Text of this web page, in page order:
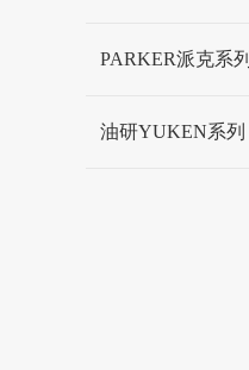
PARKER派克系列
油研YUKEN系列